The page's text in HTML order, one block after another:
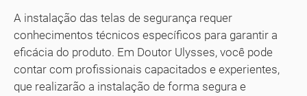
A instalação das telas de segurança requer
conhecimentos técnicos específicos para garantir a
eficácia do produto. Em Doutor Ulysses, você pode
contar com profissionais capacitados e experientes,
que realizarão a instalação de forma segura e